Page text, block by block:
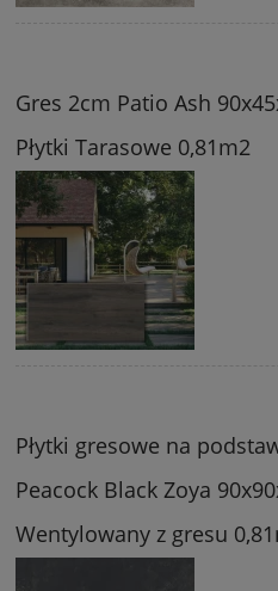
Gres 2cm Patio Ash
Płytki Tarasowe 0,81m2
Płytki gresowe na
Peacock Black Zoya
Wentylowany z gresu